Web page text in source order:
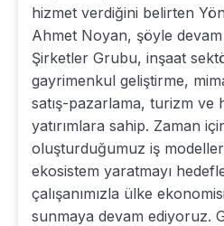
hizmet verdiğini belirten
Ahmet Noyan, şöyle
Şirketler Grubu, inşaat
gayrimenkul geliştirme,
satış-pazarlama, turizm ve
yatırımlara sahip. Zaman
oluşturduğumuz iş
ekosistem yaratmayı
çalışanımızla ülke
sunmaya devam ediyoruz.